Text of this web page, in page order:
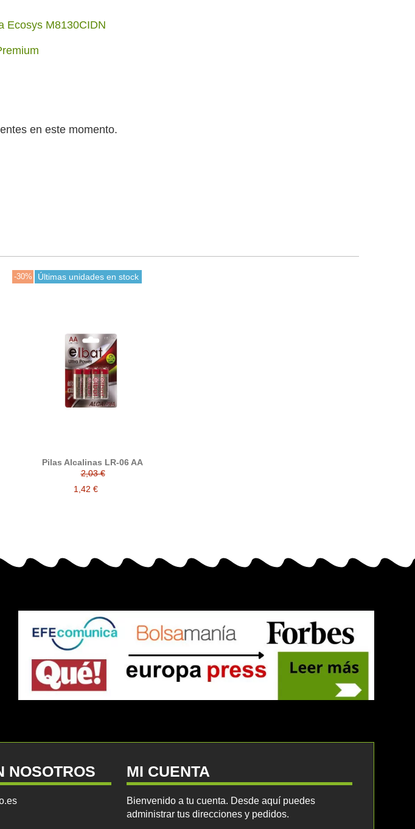
Ecosys M8130CIDN
en este momento.
-30% Últimas unidades en stock
Pilas Alcalinas LR-06 AA
2,03 €
1,42 €
NOSOTROS MI CUENTA
Bienvenido a tu cuenta. Desde aquí puedes
administrar tus direcciones y pedidos.